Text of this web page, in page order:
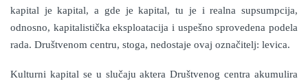
kapital je kapital, a gde je kapital, tu je i realna supsumpcija,
odnosno, kapitalistička eksploatacija i uspešno sprovedena podela
rada. Društvenom centru, stoga, nedostaje ovaj označitelj: levica.
Kulturni kapital se u slučaju aktera Društvenog centra akumulira